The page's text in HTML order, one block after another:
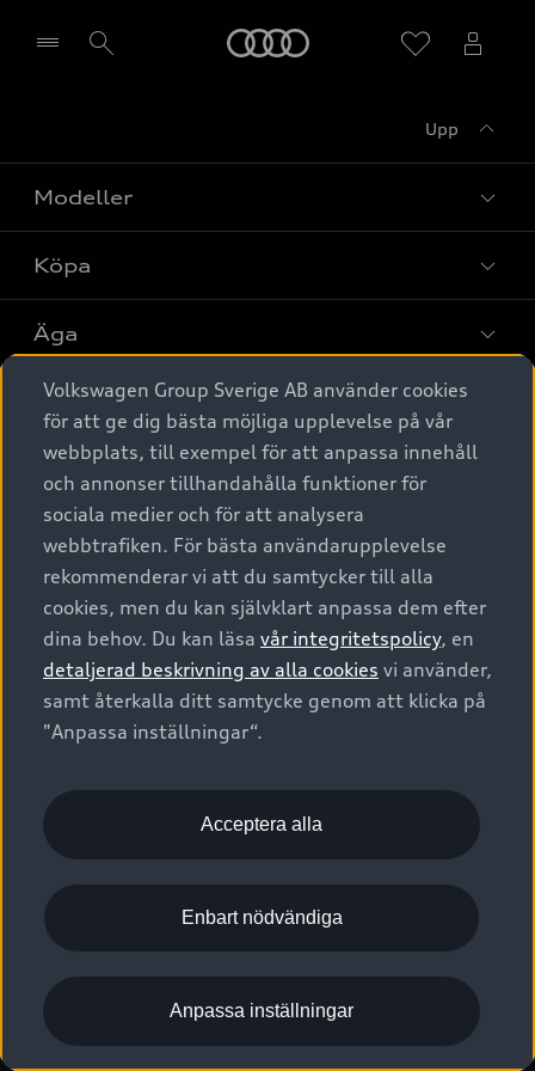
Upp
Modeller
Alla modeller
Elbilar
A6 modellerna
SUV
Avant
Audi Sport
Köpa
Privaterbjudanden
Privatleasing
Nya bilar i lager
Begagnade bilar i lager
Audi approved :plus - så gott som nya
Finansiering
Audi exclusive
Provkörning
Äga
Service & tillbehör
Audi digital services
Originaltillbehör - köp online
Garantier
Försäkring
Digitala manualer för din Audi
Audi Collection – livsstilsartiklar
Vanliga frågor
2G/3G nätet stängs ned - Hur påverkas min bil av detta?
Tjänstebil
Tjänstebil
Business lease online
Företagsleasing
Om Audi Sverige
Kontakta oss
Audi Återförsäljare/-serviceverkstad
myAudi
Pressmeddelanden
Nyhetsbrev
Vårt hållbarhetsarbete
Lediga tjänster huvudkontor
Lediga tjänster hos Audi Återförsäljare
Kommentar till mediauppgifter om dataläcka
© 2026 AUDI SVERIGE. All Rights Reserved.
Utgivare Juridiskt
Juridiskt Audi AG
Juridiskt Audi Digital Giveaway
Anpassa inställningar för cookies
Visselblåsarkanaler
Volkswagen Group Sverige AB använder cookies
för att ge dig bästa möjliga upplevelse på vår
webbplats, till exempel för att anpassa innehåll
och annonser tillhandahålla funktioner för
sociala medier och för att analysera
webbtrafiken. För bästa användarupplevelse
rekommenderar vi att du samtycker till alla
cookies, men du kan självklart anpassa dem efter
dina behov. Du kan läsa vår integritetspolicy, en
detaljerad beskrivning av alla cookies vi använder,
samt återkalla ditt samtycke genom att klicka på
"Anpassa inställningar“.
Acceptera alla
Enbart nödvändiga
Anpassa inställningar